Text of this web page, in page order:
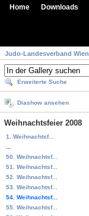
Home Downloads
Judo-Landesverband Wien
Erweiterte Suche
Diashow ansehen
Weihnachtsfeier 2008
1. Weihnachtsf...
50. Weihnachtsf...
51. Weihnachtsf...
52. Weihnachtsf...
53. Weihnachtsf...
54. Weihnachtsf...
55. Weihnachtsf...